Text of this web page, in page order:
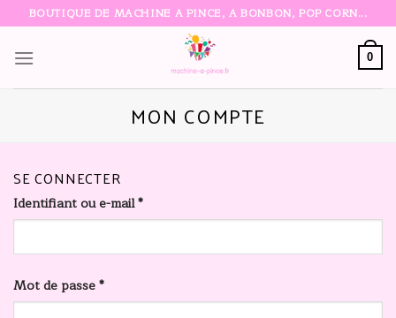
to
content
BOUTIQUE DE MACHINE A PINCE, A BONBON, POP CORN...
0
MON COMPTE
SE CONNECTER
Identifiant ou e-mail*
Mot de passe*